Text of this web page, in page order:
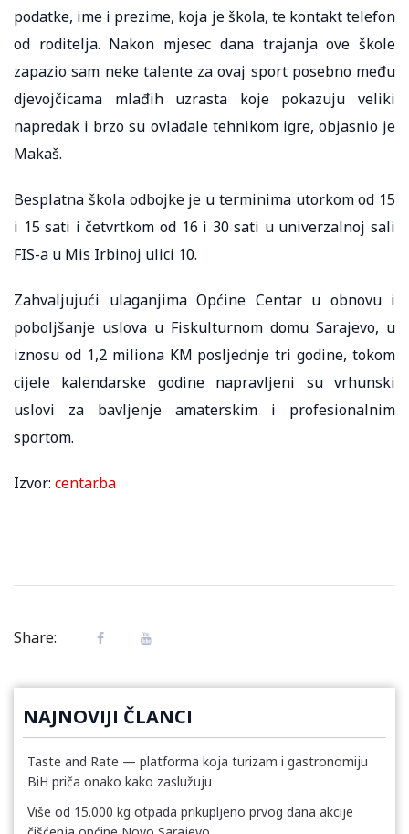
podatke, ime i prezime, koja je škola, te kontakt telefon
od roditelja. Nakon mjesec dana trajanja ove škole
zapazio sam neke talente za ovaj sport posebno među
djevojčicama mlađih uzrasta koje pokazuju veliki
napredak i brzo su ovladale tehnikom igre, objasnio je
Makaš.
Besplatna škola odbojke je u terminima utorkom od 15
i 15 sati i četvrtkom od 16 i 30 sati u univerzalnoj sali
FIS-a u Mis Irbinoj ulici 10.
Zahvaljujući ulaganjima Općine Centar u obnovu i
poboljšanje uslova u Fiskulturnom domu Sarajevo, u
iznosu od 1,2 miliona KM posljednje tri godine, tokom
cijele kalendarske godine napravljeni su vrhunski
uslovi za bavljenje amaterskim i profesionalnim
sportom.
Izvor: centar.ba
Share:
NAJNOVIJI ČLANCI
Taste and Rate — platforma koja turizam i gastronomiju
BiH priča onako kako zaslužuju
Više od 15.000 kg otpada prikupljeno prvog dana akcije